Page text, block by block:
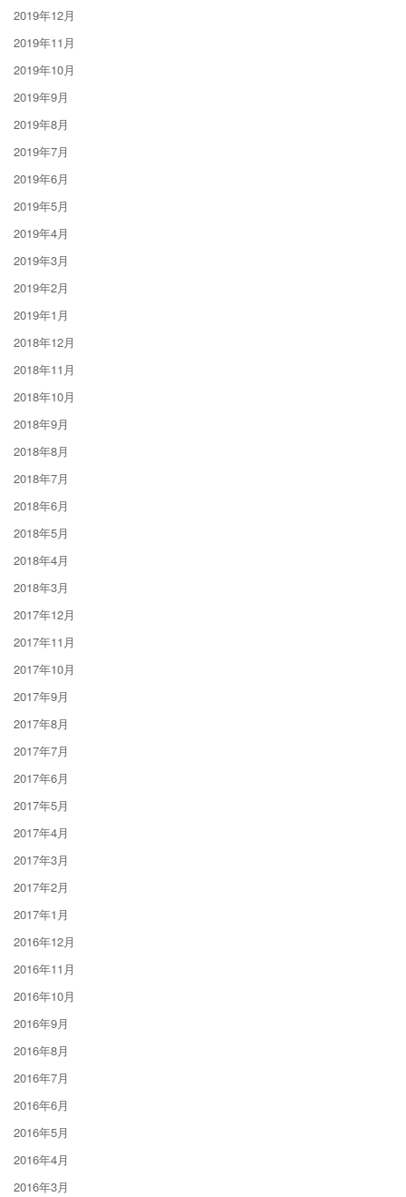
2019年12月
2019年11月
2019年10月
2019年9月
2019年8月
2019年7月
2019年6月
2019年5月
2019年4月
2019年3月
2019年2月
2019年1月
2018年12月
2018年11月
2018年10月
2018年9月
2018年8月
2018年7月
2018年6月
2018年5月
2018年4月
2018年3月
2017年12月
2017年11月
2017年10月
2017年9月
2017年8月
2017年7月
2017年6月
2017年5月
2017年4月
2017年3月
2017年2月
2017年1月
2016年12月
2016年11月
2016年10月
2016年9月
2016年8月
2016年7月
2016年6月
2016年5月
2016年4月
2016年3月